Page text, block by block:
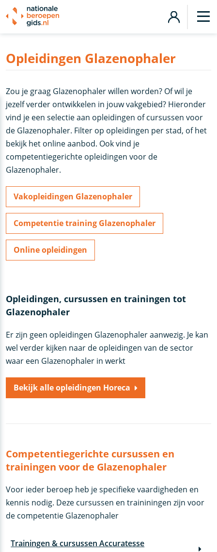
Opleidingen Glazenophaler
Zou je graag Glazenophaler willen worden? Of wil je
jezelf verder ontwikkelen in jouw vakgebied? Hieronder
vind je een selectie aan opleidingen of cursussen voor
de Glazenophaler. Filter op opleidingen per stad, of het
bekijk het online aanbod. Ook vind je
competentiegerichte opleidingen voor de
Glazenophaler.
Vakopleidingen Glazenophaler
Competentie training Glazenophaler
Online opleidingen
Opleidingen, cursussen en trainingen tot
Glazenophaler
Er zijn geen opleidingen Glazenophaler aanwezig. Je kan
wel verder kijken naar de opleidingen van de sector
waar een Glazenophaler in werkt
Bekijk alle opleidingen Horeca
Competentiegerichte cursussen en
trainingen voor de Glazenophaler
Voor ieder beroep heb je specifieke vaardigheden en
kennis nodig. Deze cursussen en traininingen zijn voor
de competentie Glazenophaler
Trainingen & cursussen Accuratesse